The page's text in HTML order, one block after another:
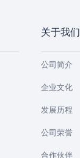
关于我们
公司简介
企业文化
发展历程
公司荣誉
合作伙伴